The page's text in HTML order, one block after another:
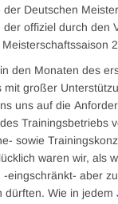
der Deutschen
der offiziel durch den
den Monaten des
mit großer
uns auf die
Trainingsbetriebs
sowie
waren wir, als
-eingschränkt- aber
dürften. Wie in jedem